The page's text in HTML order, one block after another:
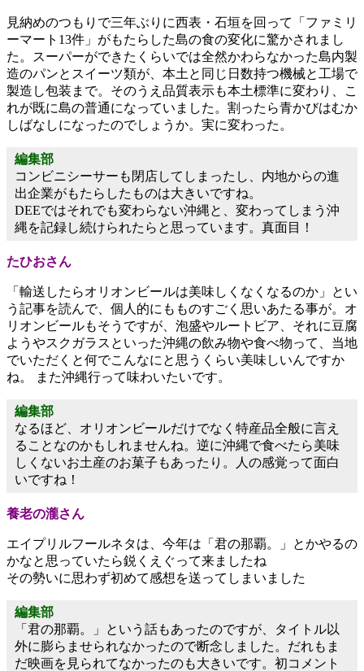
見納めのつもりで三年ぶりに西表・石垣を回って「ファミリ
ーマート13件」がもたらした島の食の変化に驚かされまし
た。スーパーができたくらいでは全然かわらなかった島内製
造のパンとスイーツ類が、本土と同じ日数持つ機械と工場で
製造し包装まで。そのうえ品質表示も本土標準に変わり、こ
れが既に島の普通になっていました。割ったら青かびはむか
しばなしになったのでしょうか。実に変わった。
編集部
コンビニシーサーも閉店してしまったし、内地からの進
出企業がもたらしたものは大きいですね。
DEEではそれでも変わらない沖縄と、変わってしまう沖
縄を記録し続けられたらと思っています。真面目！
たひおさん
「輸送したらオリオンビールは美味しくなくなるのか」とい
う記事を読んで、個人的にもものすごく思いあたる事が。オ
リオンビールもそうですが、泡盛やルートビア、それに豆腐
ようやスクガラスといった沖縄の飲み物や食べ物って、当地
でいただくと何でこんなにと思うくらい美味しいんですか
ね。 また沖縄行って味わいたいです。
編集部
なるほど、オリオンビールだけでなく特産品全般に言え
ることなのかもしれませんね。逆に沖縄で食べたら美味
しくないお土産のお菓子もあったり。人の感覚って面白
いですね！
養老の瀧さん
エイプリルフールネタは、今年は「君の那覇。」とかやるの
かなと思っていたら鋭くえぐって来ましたね
その勢いに思わず初めて感想を送ってしまいました
編集部
「君の那覇。」という話もあったのですが、タイトル以
外に膨らませられなかったので断念しました。だれもま
だ映画を見られてなかったのも大きいです。初コメント